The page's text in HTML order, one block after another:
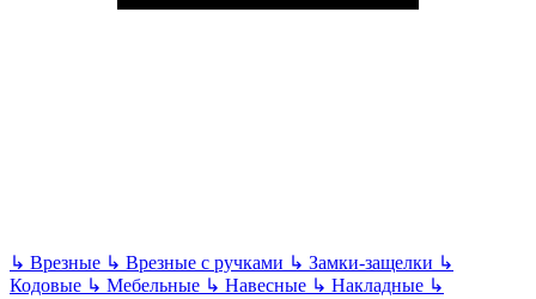
↳ Врезные ↳ Врезные с ручками ↳ Замки-защелки ↳
Кодовые ↳ Мебельные ↳ Навесные ↳ Накладные ↳